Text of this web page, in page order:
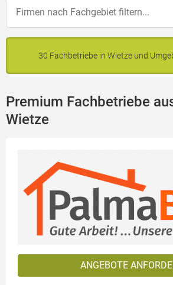
30 Fachbetriebe in Wietze und
Premium Fachbetriebe
Wietze
ANGEBOTE